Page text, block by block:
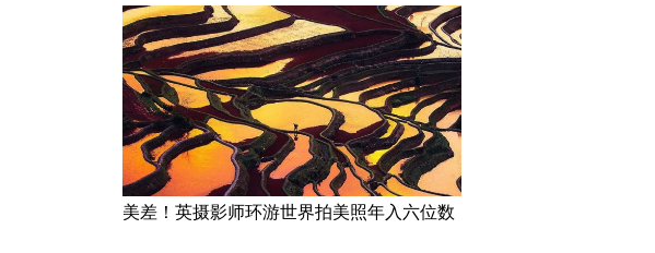
美差！英摄影师环游世界拍美照年入六位数